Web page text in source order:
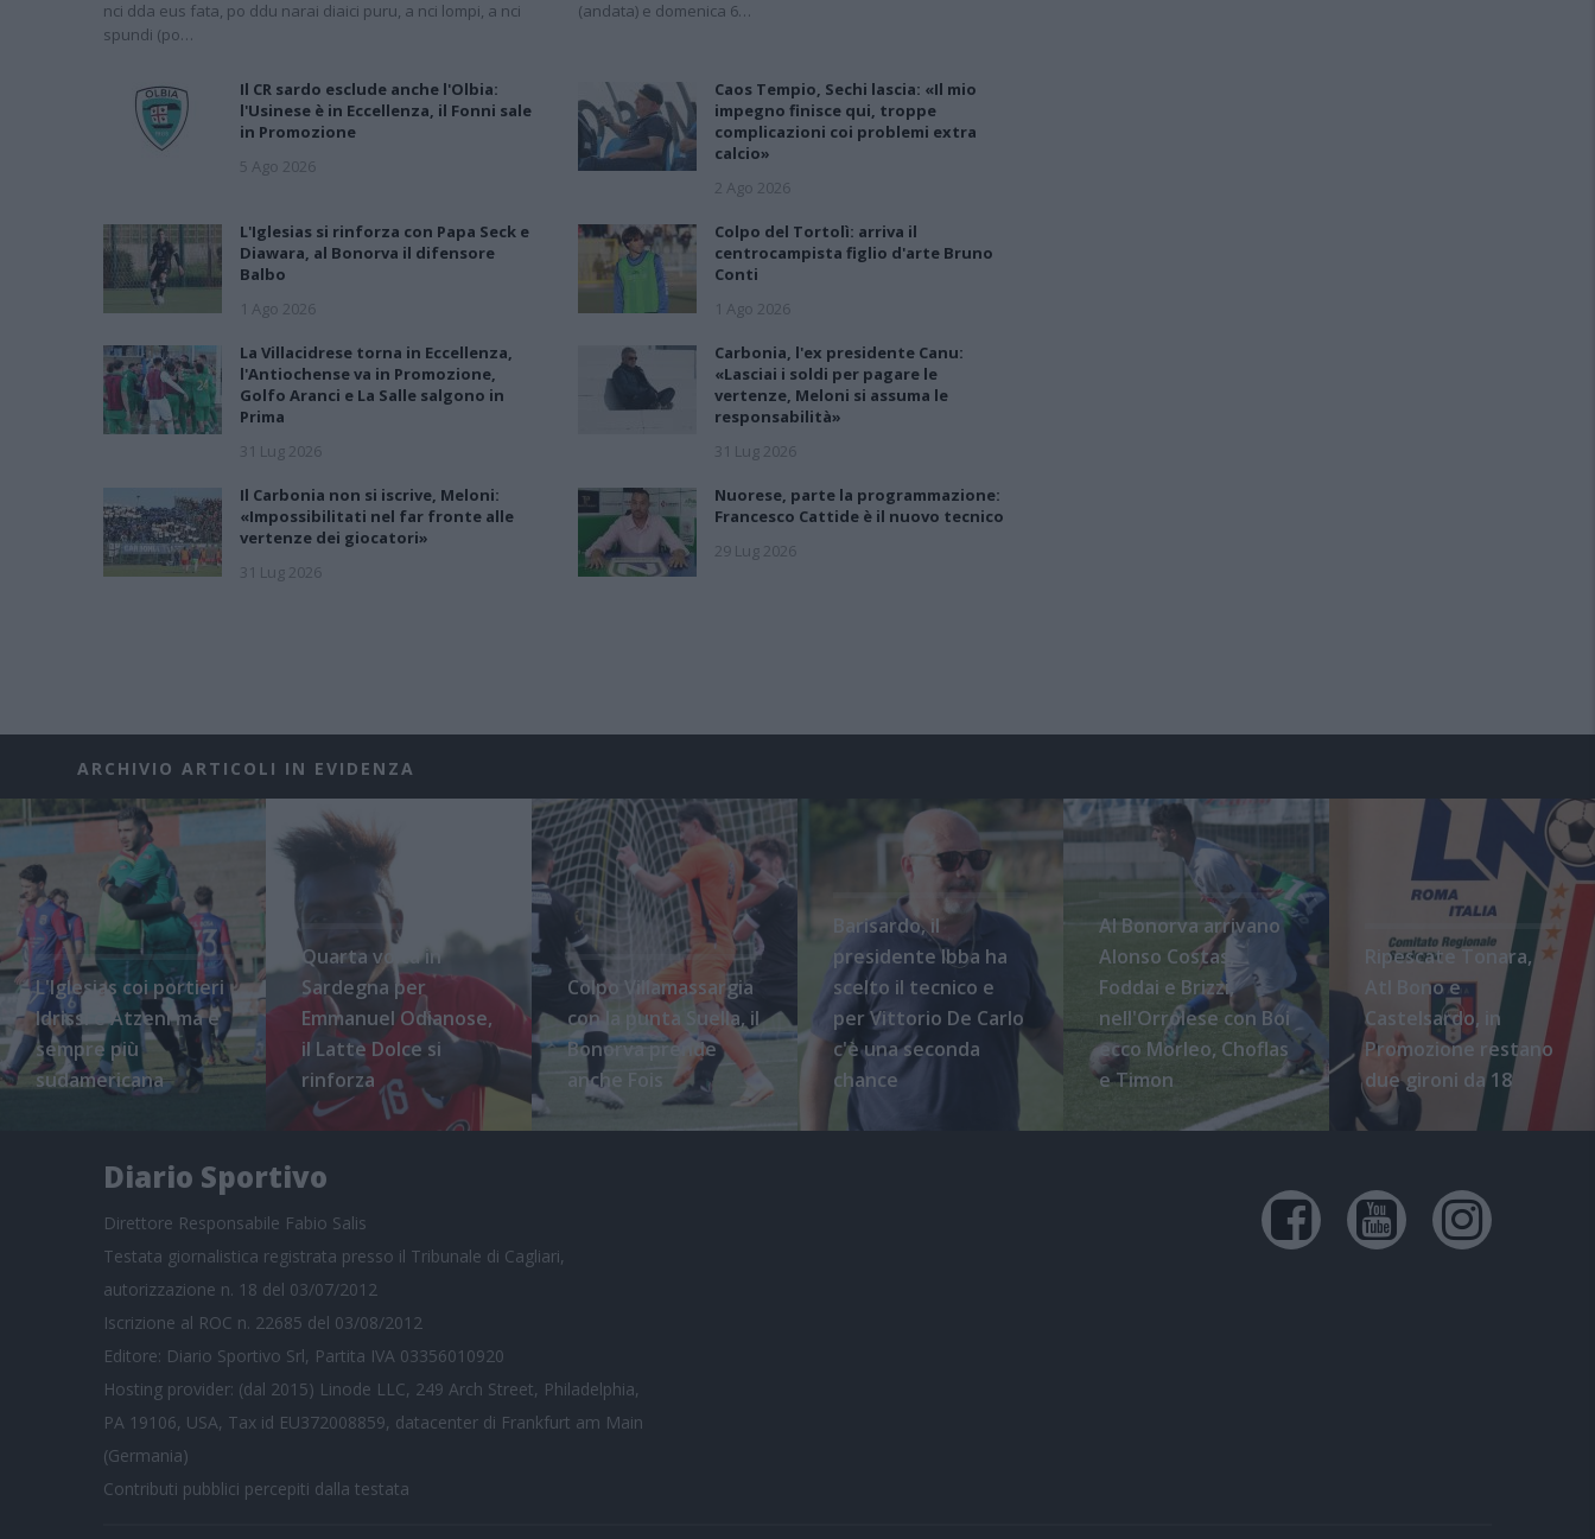
nci dda eus fata, po ddu narai diaici puru, a nci lompi, a nci
spundi (po…
(andata) e domenica 6…
Il CR sardo esclude anche l'Olbia:
l'Usinese è in Eccellenza, il Fonni sale
in Promozione
5 Ago 2026
Caos Tempio, Sechi lascia: «Il mio
impegno finisce qui, troppe
complicazioni coi problemi extra
calcio»
2 Ago 2026
L'Iglesias si rinforza con Papa Seck e
Diawara, al Bonorva il difensore
Balbo
1 Ago 2026
Colpo del Tortolì: arriva il
centrocampista figlio d'arte Bruno
Conti
1 Ago 2026
La Villacidrese torna in Eccellenza,
l'Antiochense va in Promozione,
Golfo Aranci e La Salle salgono in
Prima
31 Lug 2026
Carbonia, l'ex presidente Canu:
«Lasciai i soldi per pagare le
vertenze, Meloni si assuma le
responsabilità»
31 Lug 2026
Il Carbonia non si iscrive, Meloni:
«Impossibilitati nel far fronte alle
vertenze dei giocatori»
31 Lug 2026
Nuorese, parte la programmazione:
Francesco Cattide è il nuovo tecnico
29 Lug 2026
ARCHIVIO ARTICOLI IN EVIDENZA
L'Iglesias coi portieri
Idrissi e Atzeni ma è
sempre più
sudamericana
Quarta volta in
Sardegna per
Emmanuel Odianose,
il Latte Dolce si
rinforza
Colpo Villamassargia
con la punta Suella, il
Bonorva prende
anche Fois
Barisardo, il
presidente Ibba ha
scelto il tecnico e
per Vittorio De Carlo
c'è una seconda
chance
Al Bonorva arrivano
Alonso Costas,
Foddai e Brizzi,
nell'Orrolese con Boi
ecco Morleo, Choflas
e Timon
Ripescate Tonara,
Atl Bono e
Castelsardo, in
Promozione restano
due gironi da 18
Diario Sportivo
Direttore Responsabile Fabio Salis
Testata giornalistica registrata presso il Tribunale di Cagliari,
autorizzazione n. 18 del 03/07/2012
Iscrizione al ROC n. 22685 del 03/08/2012
Editore: Diario Sportivo Srl, Partita IVA 03356010920
Hosting provider: (dal 2015) Linode LLC, 249 Arch Street, Philadelphia,
PA 19106, USA, Tax id EU372008859, datacenter di Frankfurt am Main
(Germania)
Contributi pubblici percepiti dalla testata